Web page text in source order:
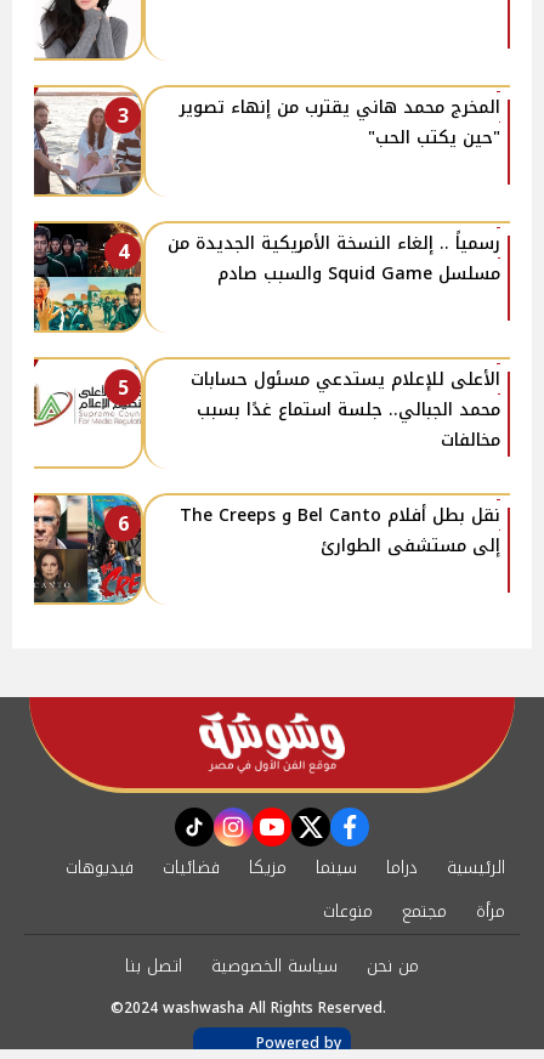
3
المخرج محمد هاني يقترب من إنهاء تصوير
"حين يكتب الحب"
4
رسمياً .. إلغاء النسخة الأمريكية الجديدة من
مسلسل Squid Game والسبب صادم
5
الأعلى للإعلام يستدعي مسئول حسابات
محمد الجبالي.. جلسة استماع غدًا بسبب
مخالفات
6
نقل بطل أفلام Bel Canto و The Creeps
إلى مستشفى الطوارئ
facebook
twitter
youtube
instagram
tiktok
الرئيسية دراما سينما مزيكا فضائيات
فيديوهات
مرأة
مجتمع
منوعات
من نحن
سياسة الخصوصية اتصل بنا
©2024 washwasha All Rights Reserved.
Powered by